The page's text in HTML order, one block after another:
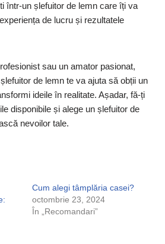
într-un șlefuitor de lemn care îți va
de lucru și rezultatele
sau un amator pasionat,
de lemn te va ajuta să obții un
ideile în realitate. Așadar, fă-ți
disponibile și alege un șlefuitor de
nevoilor tale.
Cum alegi tâmplăria casei?
octombrie 23, 2024
În „Recomandari”